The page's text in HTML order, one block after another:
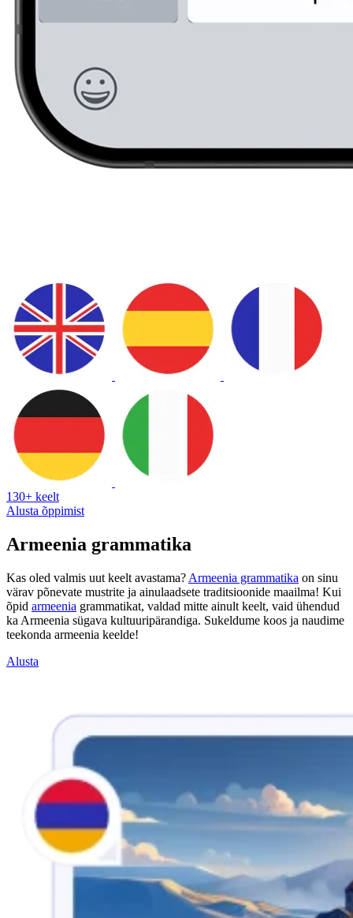
130+ keelt
Alusta õppimist
Armeenia grammatika
Kas oled valmis uut keelt avastama? Armeenia grammatika on sinu
värav põnevate mustrite ja ainulaadsete traditsioonide maailma! Kui
õpid armeenia grammatikat, valdad mitte ainult keelt, vaid ühendud
ka Armeenia sügava kultuuripärandiga. Sukeldume koos ja naudime
teekonda armeenia keelde!
Alusta